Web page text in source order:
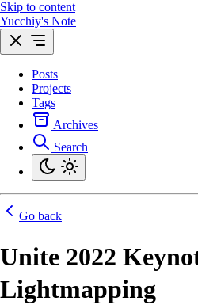
Skip to content
Yucchiy's Note
Posts
Projects
Tags
Archives
Search
Go back
Unite 2022
Lightmapping